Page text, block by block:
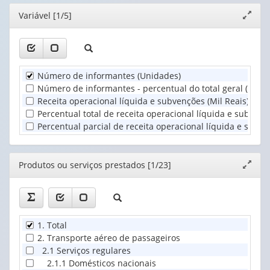
prestados
(1)
(possui
apenas
valor):
Unidade
Territorial
(1)
Editor
janela
Variável [1/5]
Número de informantes (Unidades)
Número de informantes - percentual do total geral (%)
Receita operacional líquida e subvenções (Mil Reais)
Percentual total de receita operacional líquida e
Percentual parcial de receita operacional líquida e
Editor
janela
Produtos ou serviços prestados [1/23]
1. Total
2. Transporte aéreo de passageiros
2.1 Serviços regulares
2.1.1 Domésticos nacionais